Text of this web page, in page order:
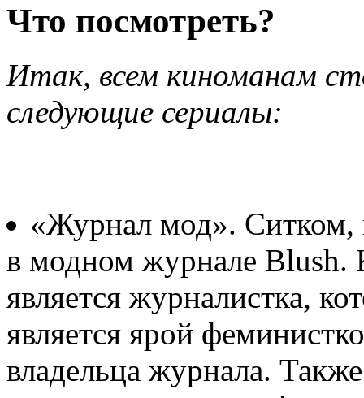
Что посмотреть?
Итак, всем киноманам
следующие сериалы:
«Журнал мод».
в модном журнале Blush.
является журналистка,
является ярой
владельца журнала.